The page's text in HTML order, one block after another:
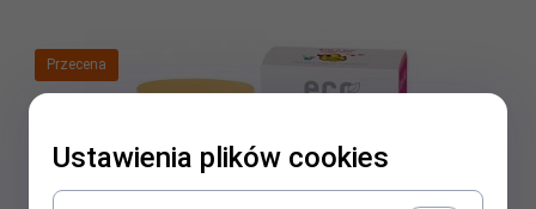
Przecena
Ustawienia plików cookies